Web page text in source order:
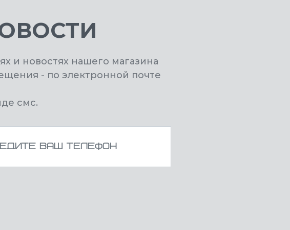
и новостях нашего магазина
- по электронной почте
смс.